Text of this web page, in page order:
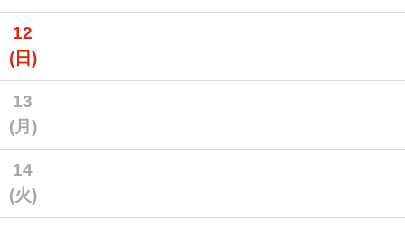
12
(日)
13
(月)
14
(火)